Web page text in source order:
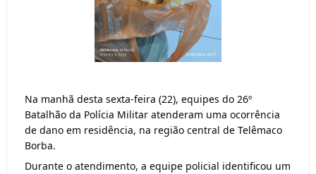
Na manhã desta sexta-feira (22), equipes do 26º
Batalhão da Polícia Militar atenderam uma ocorrência
de dano em residência, na região central de Telêmaco
Borba.
Durante o atendimento, a equipe policial identificou um